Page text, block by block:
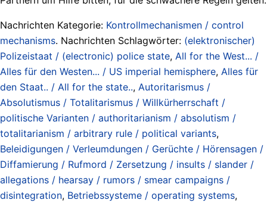
Nachrichten Kategorie: Kontrollmechanismen / control
mechanisms. Nachrichten Schlagwörter: (elektronischer)
Polizeistaat / (electronic) police state, All for the West... /
Alles für den Westen... / US imperial hemisphere, Alles für
den Staat.. / All for the state.., Autoritarismus /
Absolutismus / Totalitarismus / Willkürherrschaft /
politische Varianten / authoritarianism / absolutism /
totalitarianism / arbitrary rule / political variants,
Beleidigungen / Verleumdungen / Gerüchte / Hörensagen /
Diffamierung / Rufmord / Zersetzung / insults / slander /
allegations / hearsay / rumors / smear campaigns /
disintegration, Betriebssysteme / operating systems,